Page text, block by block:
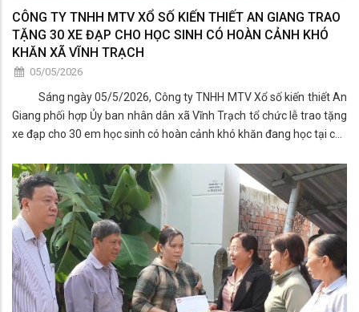
CÔNG TY TNHH MTV XỔ SỐ KIẾN THIẾT AN GIANG TRAO
TẶNG 30 XE ĐẠP CHO HỌC SINH CÓ HOÀN CẢNH KHÓ
KHĂN XÃ VĨNH TRẠCH
05/05/2026
Sáng ngày 05/5/2026, Công ty TNHH MTV Xổ số kiến thiết An
Giang phối hợp Ủy ban nhân dân xã Vĩnh Trạch tổ chức lễ trao tặng
xe đạp cho 30 em học sinh có hoàn cảnh khó khăn đang học tại các
Chủ tịch Công ty TNHH MTV Xổ số kiến thiết An Giang; Ông Nguyễn
Thiện Bảo – Phó Bí thư Đảng ủy, Chủ tịch UBND xã; Ông Phạm Văn
Lập – Ủy viên Ban Thường vụ Đảng ủy, Phó Chủ tịch UBND xã; Bà
Trần Thị Thanh Trúc – Ủy viên Ban Thường vụ Đảng ủy, Chủ tịch Ủy
ban MTTQ Việt Nam xã, cùng đại diện các ban, ngành, đoàn thể,
giáo viên và các em